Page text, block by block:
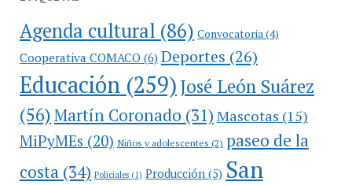
Agenda cultural (86) Convocatoria (4)
Cooperativa COMACO(6) Deportes (26)
Educación(259)José León Suárez
(56)Martín Coronado (31) Mascotas (15)
MiPyMEs (20) Niños y adolescentes (2) paseo de la
costa(34) Policiales(1) Producción(5) San